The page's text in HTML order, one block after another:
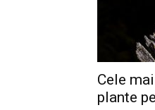
Cele
plante